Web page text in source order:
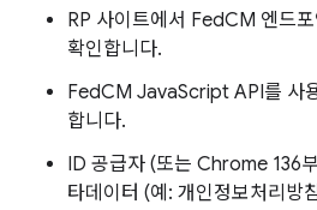
RP 사이트에서 FedCM 엔드
확인합니다.
FedCM JavaScript API를 사
합니다.
ID 공급자 (또는 Chrome 136
타데이터 (예: 개인정보처리방